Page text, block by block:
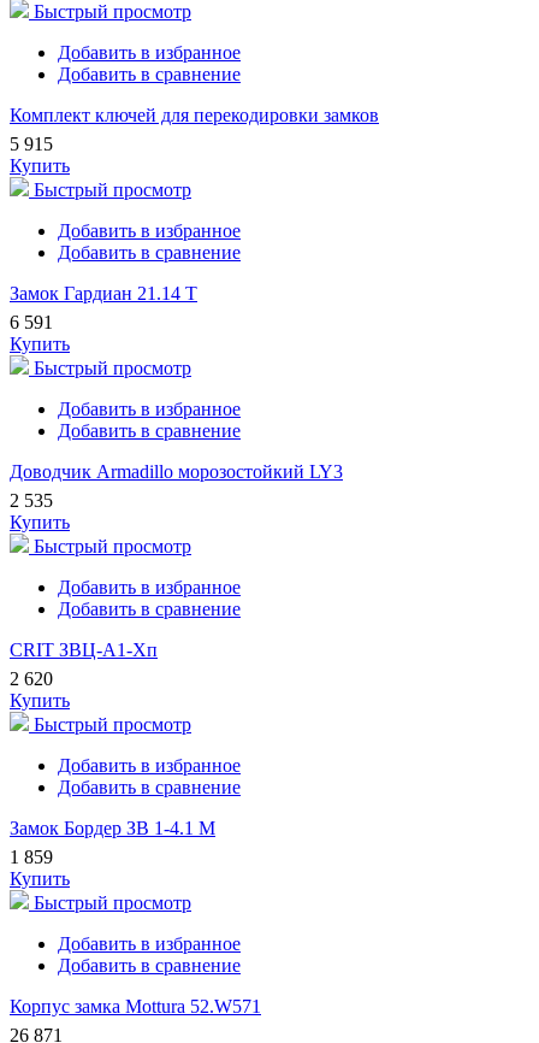
Быстрый просмотр
Добавить в избранное
Добавить в сравнение
Комплект ключей для перекодировки замков
5 915
Купить
Быстрый просмотр
Добавить в избранное
Добавить в сравнение
Замок Гардиан 21.14 Т
6 591
Купить
Быстрый просмотр
Добавить в избранное
Добавить в сравнение
Доводчик Armadillo морозостойкий LY3
2 535
Купить
Быстрый просмотр
Добавить в избранное
Добавить в сравнение
CRIT ЗВЦ-А1-Хп
2 620
Купить
Быстрый просмотр
Добавить в избранное
Добавить в сравнение
Замок Бордер ЗВ 1-4.1 М
1 859
Купить
Быстрый просмотр
Добавить в избранное
Добавить в сравнение
Корпус замка Mottura 52.W571
26 871